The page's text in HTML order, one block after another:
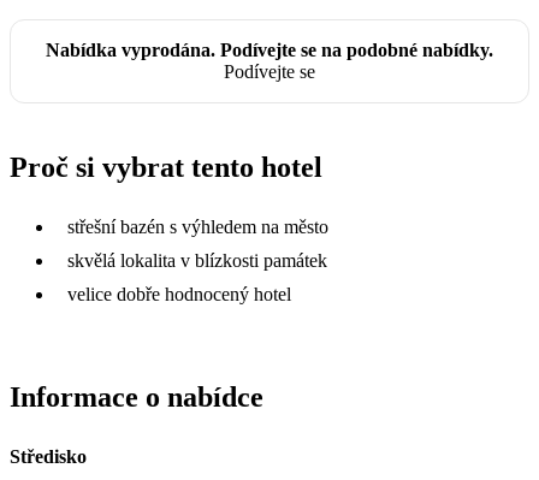
Nabídka vyprodána. Podívejte se na podobné nabídky.
Podívejte se
Proč si vybrat tento hotel
střešní bazén s výhledem na město
skvělá lokalita v blízkosti památek
velice dobře hodnocený hotel
Informace o nabídce
Středisko